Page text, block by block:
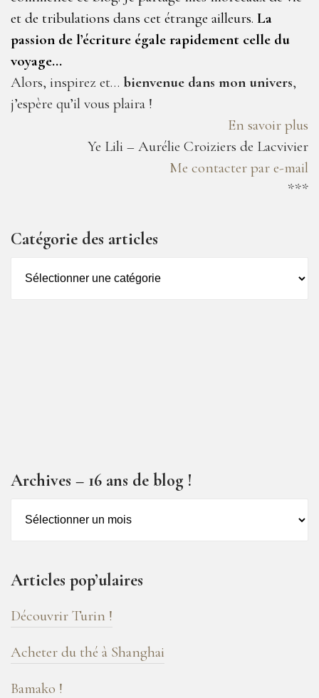
et de tribulations dans cet étrange ailleurs. La
passion de l’écriture égale rapidement celle du
voyage…
Alors, inspirez et… bienvenue dans mon univers,
j’espère qu’il vous plaira !
En savoir plus
Ye Lili – Aurélie Croiziers de Lacvivier
Me contacter par e-mail
***
Catégorie des articles
des
Archives – 16 ans de blog !
de
blog
!
Articles pop’ulaires
Découvrir Turin !
Acheter du thé à Shanghai
Bamako !